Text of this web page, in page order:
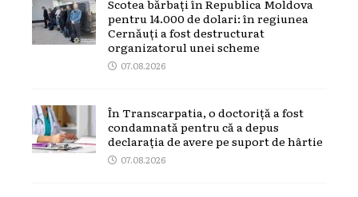
Scotea bărbați în Republica Moldova
pentru 14.000 de dolari: în regiunea
Cernăuți a fost destructurat
organizatorul unei scheme
07.08.2026
În Transcarpatia, o doctoriță a fost
condamnată pentru că a depus
declarația de avere pe suport de hârtie
07.08.2026